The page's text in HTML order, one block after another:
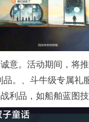
意。活动期间，将
品。、斗牛级专属
利品，如船舶蓝图